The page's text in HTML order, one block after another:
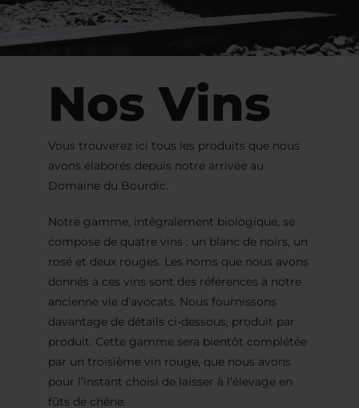
Nos Vins
Vous trouverez ici tous les produits que nous
avons élaborés depuis notre arrivée au
Domaine du Bourdic.
Notre gamme, intégralement biologique, se
compose de quatre vins : un blanc de noirs, un
rosé et deux rouges. Les noms que nous avons
donnés à ces vins sont des références à notre
ancienne vie d’avocats. Nous fournissons
davantage de détails ci-dessous, produit par
produit. Cette gamme sera bientôt complétée
par un troisième vin rouge, que nous avons
pour l’instant choisi de laisser à l’élevage en
fûts de chêne.